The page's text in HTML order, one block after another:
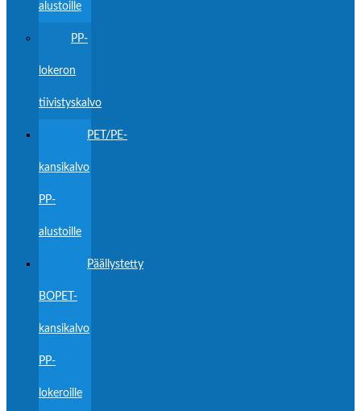
alustoille
PP-
lokeron
tiivistyskalvo
PET/PE-
kansikalvo
PP-
alustoille
Päällystetty
BOPET-
kansikalvo
PP-
lokeroille